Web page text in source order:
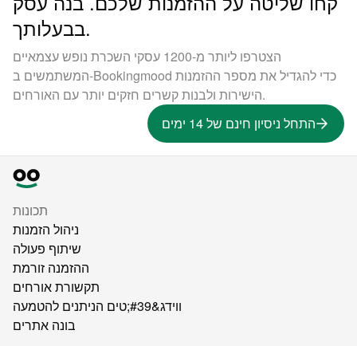
בבעלותך.
הצטרפו ליותר מ-1200 עסקי השכרת נופש עצמאיים
המשתמשים ב-Bookingmood כדי להגדיל את מספר ההזמנות
הישירות ולבנות קשרים חזקים יותר עם האורחים.
התחל ניסיון חינם של 14 ימים
תכונות
ניהול הזמנות
שיתוף פעולה
ההזמנה זורמת
תקשורת אורחים
ווידג&#39;טים הניתנים להטמעה
בונה אתרים